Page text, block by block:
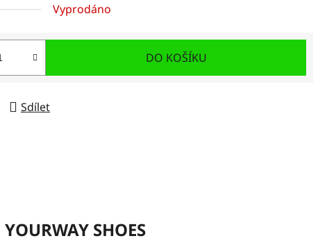
Vyprodáno
DO KOŠÍKU
Sdílet
YOURWAY SHOES